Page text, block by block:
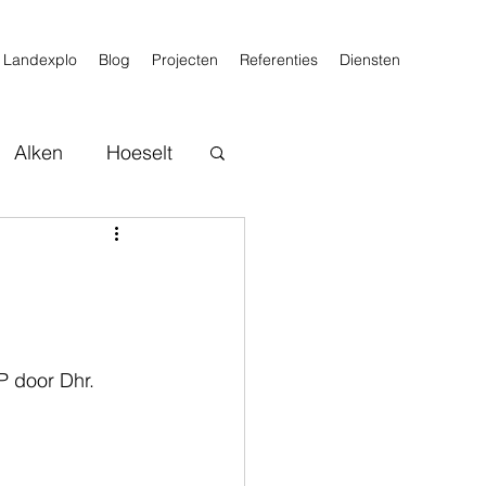
Landexplo Blog Projecten Referenties Diensten
Alken Hoeselt
door Dhr.